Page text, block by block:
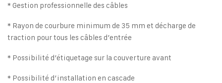
* Gestion professionnelle des câbles
* Rayon de courbure minimum de 35 mm et décharge de
traction pour tous les câbles d’entrée
* Possibilité d’étiquetage sur la couverture avant
* Possibilité d’installation en cascade